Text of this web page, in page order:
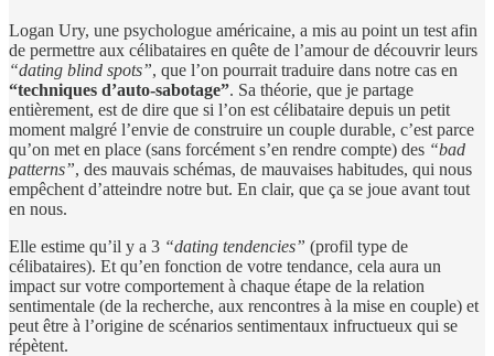
Logan Ury, une psychologue américaine, a mis au point un test afin
de permettre aux célibataires en quête de l’amour de découvrir leurs
“dating blind spots”, que l’on pourrait traduire dans notre cas en
“techniques d’auto-sabotage”. Sa théorie, que je partage
entièrement, est de dire que si l’on est célibataire depuis un petit
moment malgré l’envie de construire un couple durable, c’est parce
qu’on met en place (sans forcément s’en rendre compte) des “bad
patterns”, des mauvais schémas, de mauvaises habitudes, qui nous
empêchent d’atteindre notre but. En clair, que ça se joue avant tout
en nous.
Elle estime qu’il y a 3 “dating tendencies” (profil type de
célibataires). Et qu’en fonction de votre tendance, cela aura un
impact sur votre comportement à chaque étape de la relation
sentimentale (de la recherche, aux rencontres à la mise en couple) et
peut être à l’origine de scénarios sentimentaux infructueux qui se
répètent.